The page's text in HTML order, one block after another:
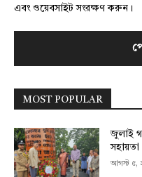
এবং ওয়েবসাইট সংরক্ষণ করুন।
MOST POPULAR
জুলাই
সহায়তা
আগস্ট ৫,